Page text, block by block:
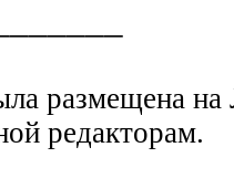
размещена на
редакторам.